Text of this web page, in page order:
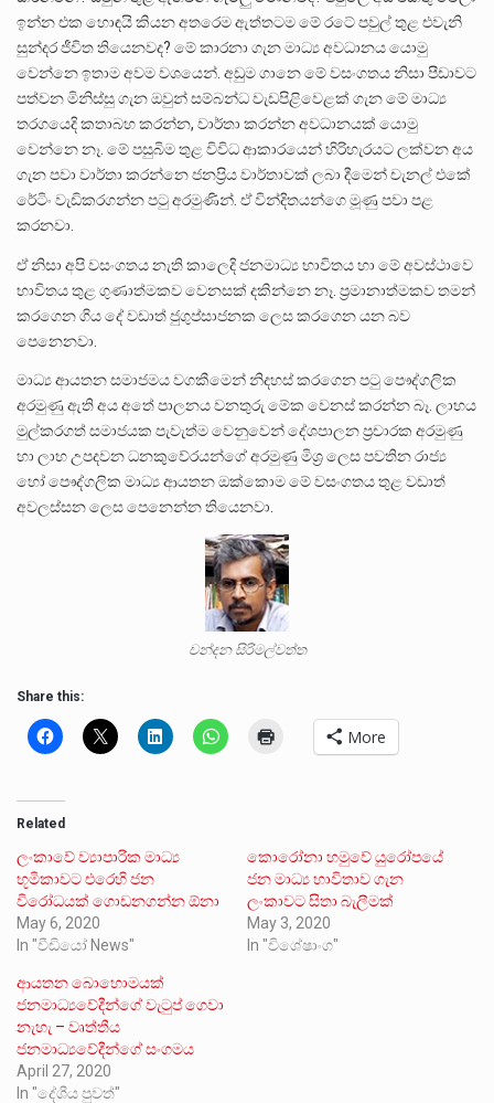
ඉන්න එක හොඳයි කියන අතරෙම ඇත්තටම මේ රටේ පවුල් තුළ එවැනි
සුන්දර ජීවිත තියෙනවද? මේ කාරනා ගැන මාධ්‍ය අවධානය යොමු
වෙන්නෙ ඉතාම අවම වශයෙන්. අඩුම ගානෙ මේ වසංගතය නිසා පීඩාවට
පත්වන මිනිස්සු ගැන ඔවුන් සම්බන්ධ වැඩපිළිවෙළක් ගැන මේ මාධ්‍ය
තරගයෙදි කතාබහ කරන්න, වාර්තා කරන්න අවධානයක් යොමු
වෙන්නෙ නෑ. මේ පසුබිම තුළ විවිධ ආකාරයෙන් හිරිහැරයට ලක්වන අය
ගැන පවා වාර්තා කරන්නෙ ජනප්‍රිය වාර්තාවක් ලබා දීමෙන් චැනල් එකේ
රේටිං වැඩිකරගන්න පටු අරමුණින්. ඒ වින්දිතයන්ගෙ මූණු පවා පළ
කරනවා.
ඒ නිසා අපි වසංගතය නැති කාලෙදි ජනමාධ්‍ය භාවිතය හා මේ අවස්ථාවෙ
භාවිතය තුළ ගුණාත්මකව වෙනසක් දකින්නෙ නෑ. ප්‍රමානාත්මකව තමන්
කරගෙන ගිය දේ වඩාත් ජුගුප්සාජනක ලෙස කරගෙන යන බව
පෙනෙනවා.
මාධ්‍ය ආයතන සමාජමය වගකීමෙන් නිදහස් කරගෙන පටු පෞද්ගලික
අරමුණු ඇති අය අතේ පාලනය වනතුරු මේක වෙනස් කරන්න බෑ. ලාභය
මුල්කරගත් සමාජයක පැවැත්ම වෙනුවෙන් දේශපාලන ප්‍රචාරක අරමුණු
හා ලාභ උපදවන ධනකුවේරයන්ගේ අරමුණු මිශ්‍ර ලෙස පවතින රාජ්‍ය
හෝ පෞද්ගලික මාධ්‍ය ආයතන ඔක්කොම මේ වසංගතය තුළ වඩාත්
අවලස්සන ලෙස පෙනෙන්න තියෙනවා.
චන්දන සිරිමල්වත්ත
Share this:
More
Related
ලංකාවේ ව්‍යාපාරික මාධ්‍ය
භූමිකාවට එරෙහි ජන
විරෝධයක් ගොඩනගන්න ඕනා
May 6, 2020
In "වීඩියෝ News"
කොරෝනා හමුවේ යුරෝපයේ
ජන මාධ්‍ය භාවිතාව ගැන
ලංකාවට සිතා බැලීමක්
May 3, 2020
In "විශේෂාංග"
ආයතන බොහොමයක්
ජනමාධ්‍යවේදීන්ගේ වැටුප් ගෙවා
නැහැ – වෘත්තීය
ජනමාධ්‍යවේදීන්ගේ සංගමය
April 27, 2020
In "දේශීය පුවත්"